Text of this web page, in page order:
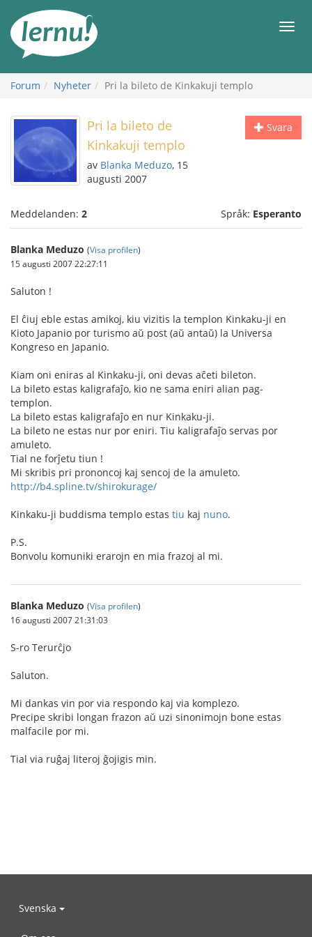
sidans
innehåll
Meny
Forum Nyheter Pri la bileto de Kinkakuji templo
Svara
Pri la bileto de
Kinkakuji templo
av Blanka Meduzo, 15
augusti 2007
Meddelanden: 2 Språk: Esperanto
Blanka Meduzo (Visa profilen)
15 augusti 2007 22:27:11
Saluton !
El ĉiuj eble estas amikoj, kiu vizitis la templon Kinkaku-ji en
Kioto Japanio por turismo aŭ post (aŭ antaŭ) la Universa
Kongreso en Japanio.
Kiam oni eniras al Kinkaku-ji, oni devas aĉeti bileton.
La bileto estas kaligrafaĵo, kio ne sama eniri alian pag-
templon.
La bileto estas kaligrafaĵo en nur Kinkaku-ji.
La bileto ne estas nur por eniri. Tiu kaligrafaĵo servas por
amuleto.
Tial ne forĵetu tiun !
Mi skribis pri prononcoj kaj sencoj de la amuleto.
http://b4.spline.tv/shirokurage/
Kinkaku-ji buddisma templo estas tiu kaj nuno.
P.S.
Bonvolu komuniki erarojn en mia frazoj al mi.
Blanka Meduzo (Visa profilen)
16 augusti 2007 21:31:03
S-ro Terurĉjo
Saluton.
Mi dankas vin por via respondo kaj via komplezo.
Precipe skribi longan frazon aŭ uzi sinonimojn bone estas
malfacile por mi.
Tial via ruĝaj literoj ĝojigis min.
Svenska